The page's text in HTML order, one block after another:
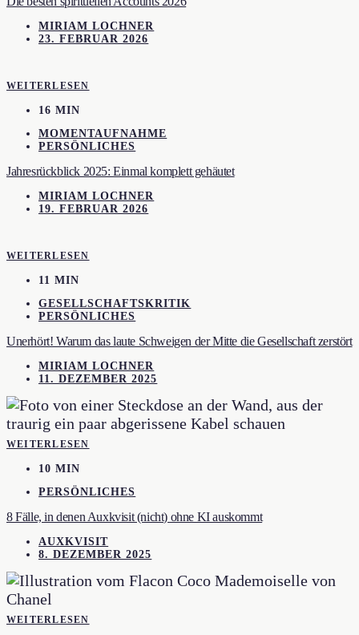
MIRIAM LOCHNER
23. FEBRUAR 2026
WEITERLESEN
16 MIN
MOMENTAUFNAHME
PERSÖNLICHES
Jahresrückblick 2025: Einmal komplett gehäutet
MIRIAM LOCHNER
19. FEBRUAR 2026
WEITERLESEN
11 MIN
GESELLSCHAFTSKRITIK
PERSÖNLICHES
Unerhört! Warum das laute Schweigen der Mitte die Gesellschaft zerstört
MIRIAM LOCHNER
11. DEZEMBER 2025
WEITERLESEN
10 MIN
PERSÖNLICHES
8 Fälle, in denen Auxkvisit (nicht) ohne KI auskommt
AUXKVISIT
8. DEZEMBER 2025
WEITERLESEN